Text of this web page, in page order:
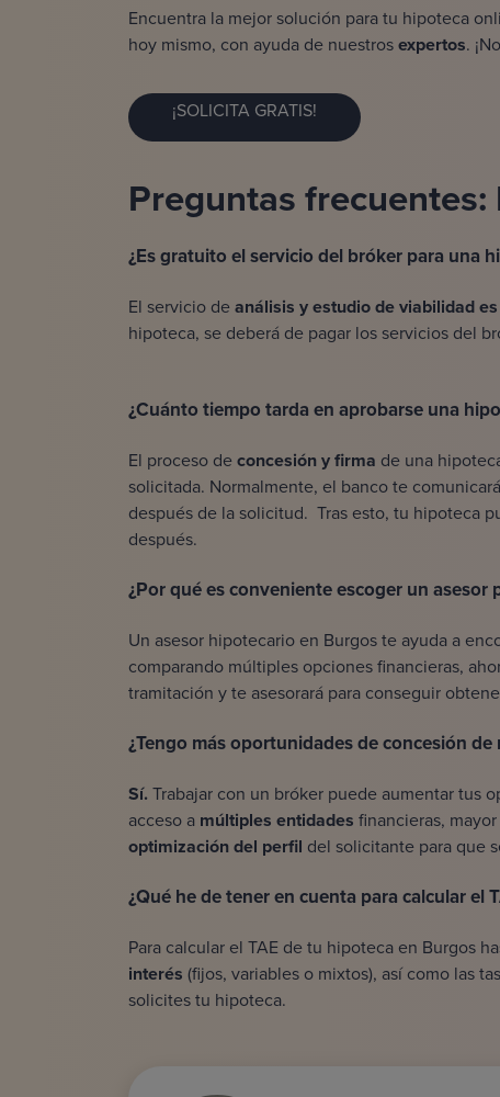
Encuentra la mejor solución para tu hipoteca
hoy mismo, con ayuda de nuestrosexpertos.
¡SOLICITA GRATIS!
Preguntas
¿Es gratuito el servicio del bróker para una
El servicio de análisis y estudio de viabilidad
hipoteca, se deberá de pagar los servicios del
¿Cuánto tiempo tarda en aprobarse una
El proceso de concesión y firma de una
solicitada. Normalmente, el banco te
después de la solicitud. Tras esto, tu hipoteca
después.
¿Por qué es conveniente escoger un asesor
Un asesor hipotecario en Burgos te ayuda a
comparando múltiples opciones financieras,
tramitación y te asesorará para conseguir
¿Tengo más oportunidades de concesión
Sí. Trabajar con un bróker puede aumentar tus
acceso a múltiples entidades financieras,
optimización del perfil del solicitante para que
¿Qué he de tener en cuenta para calcular el
Para calcular el TAE de tu hipoteca en Burgos
interés (fijos, variables o mixtos), así como las
solicites tu hipoteca.